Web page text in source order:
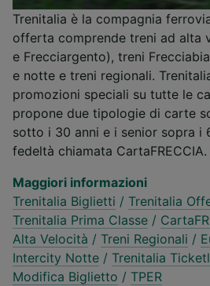
Trenitalia è la compagnia
offerta comprende treni ad alta
e Frecciargento), treni
e notte e treni regionali.
promozioni speciali su tutte le
propone due tipologie di carte
sotto i 30 anni e i senior sopra i
fedeltà chiamata CartaFRECCIA.
Maggiori informazioni
Trenitalia Biglietti / Trenitalia
Trenitalia Prima Classe /
Alta Velocità / Treni Regionali /
Intercity Notte / Trenitalia
Modifica Biglietto / TPER